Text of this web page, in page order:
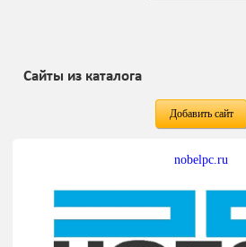
Сайты из каталога
Добавить сайт
nobelpc.ru